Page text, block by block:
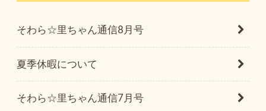
そわら☆里ちゃん通信8月号
夏季休暇について
そわら☆里ちゃん通信7月号